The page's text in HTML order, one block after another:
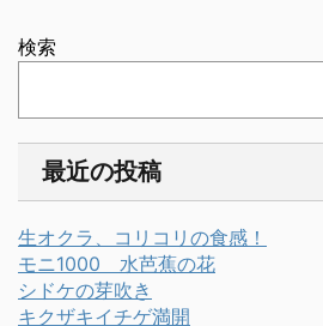
検索
最近の投稿
生オクラ、コリコリの食感！
モニ1000 水芭蕉の花
シドケの芽吹き
キクザキイチゲ満開